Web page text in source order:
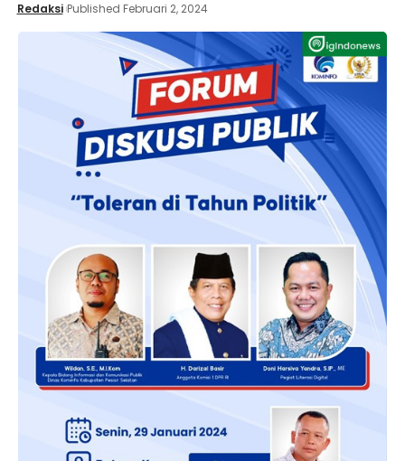
Redaksi Published Februari 2, 2024